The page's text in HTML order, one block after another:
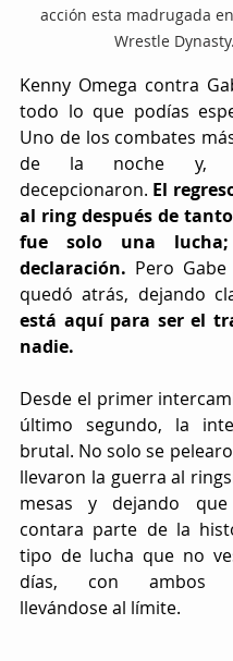
acción esta madrugada
Wrestle Dynasty.
Kenny Omega contra
todo lo que podías
Uno de los combates
de la noche y,
decepcionaron. El
al ring después de
fue solo una
declaración. Pero
quedó atrás, dejando
está aquí para ser el
nadie.
Desde el primer
último segundo, la
brutal. No solo se
llevaron la guerra al
mesas y dejando
contara parte de la
tipo de lucha que no
días, con ambos
llevándose al límite.